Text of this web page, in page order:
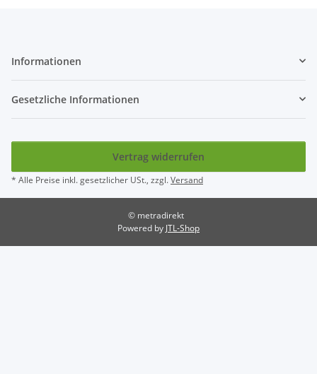
Informationen
Gesetzliche Informationen
Vertrag widerrufen
* Alle Preise inkl. gesetzlicher USt., zzgl.Versand
© metradirekt
Powered by JTL-Shop